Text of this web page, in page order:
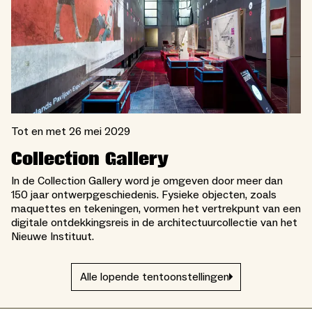
Tot en met 26 mei 2029
Collection Gallery
In de Collection Gallery word je omgeven door meer dan
150 jaar ontwerpgeschiedenis. Fysieke objecten, zoals
maquettes en tekeningen, vormen het vertrekpunt van een
digitale ontdekkingsreis in de architectuurcollectie van het
Nieuwe Instituut.
Alle lopende tentoonstellingen